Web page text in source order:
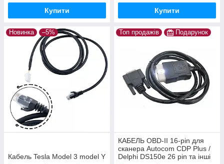
Купити Купити
Новинка –5%
Кабель Tesla Model 3 model Y
Топ продажів Подарунок
КАБЕЛЬ OBD-II 16-pin для
сканера Autocom CDP Plus /
Delphi DS150e 26 pin та інші